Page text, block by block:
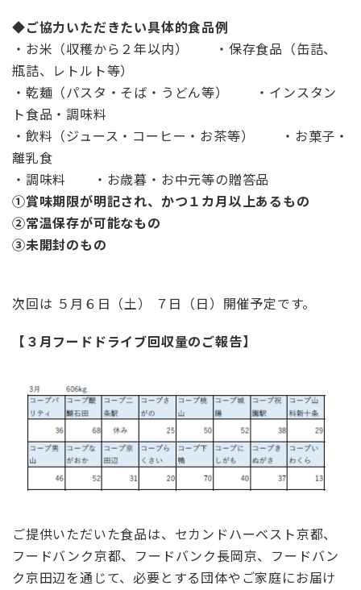
◆ご協力いただきたい具体的食品例
・お米（収穫から２年以内） ・保存食品（缶詰、
瓶詰、レトルト等）
・乾麺（パスタ・そば・うどん等） ・インスタン
ト食品・調味料
・飲料（ジュース・コーヒー・お茶等） ・お菓子・
離乳食
・調味料 ・お歳暮・お中元等の贈答品
①賞味期限が明記され、かつ１カ月以上あるもの
②常温保存が可能なもの
③未開封のもの
次回は ５月６日（土） ７日（日）開催予定です。
【３ 月フードドライブ回収量のご報告】
ご提供いただいた食品は、セカンドハーベスト京都、
フードバンク京都、フードバンク長岡京、フードバン
ク京田辺を通じて、必要とする団体やご家庭にお届け